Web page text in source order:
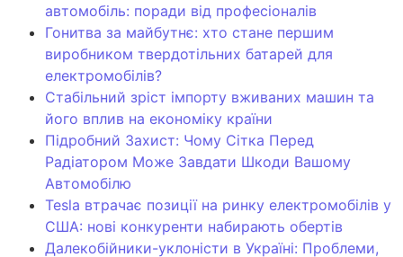
автомобіль: поради від професіоналів
Гонитва за майбутнє: хто стане першим
виробником твердотільних батарей для
електромобілів?
Стабільний зріст імпорту вживаних машин та
його вплив на економіку країни
Підробний Захист: Чому Сітка Перед
Радіатором Може Завдати Шкоди Вашому
Автомобілю
Tesla втрачає позиції на ринку електромобілів у
США: нові конкуренти набирають обертів
Далекобійники-уклоністи в Україні: Проблеми,